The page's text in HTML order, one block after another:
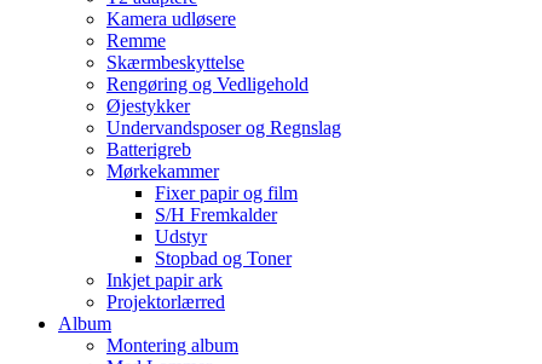
Kamera udløsere
Remme
Skærmbeskyttelse
Rengøring og Vedligehold
Øjestykker
Undervandsposer og Regnslag
Batterigreb
Mørkekammer
Fixer papir og film
S/H Fremkalder
Udstyr
Stopbad og Toner
Inkjet papir ark
Projektorlærred
Album
Montering album